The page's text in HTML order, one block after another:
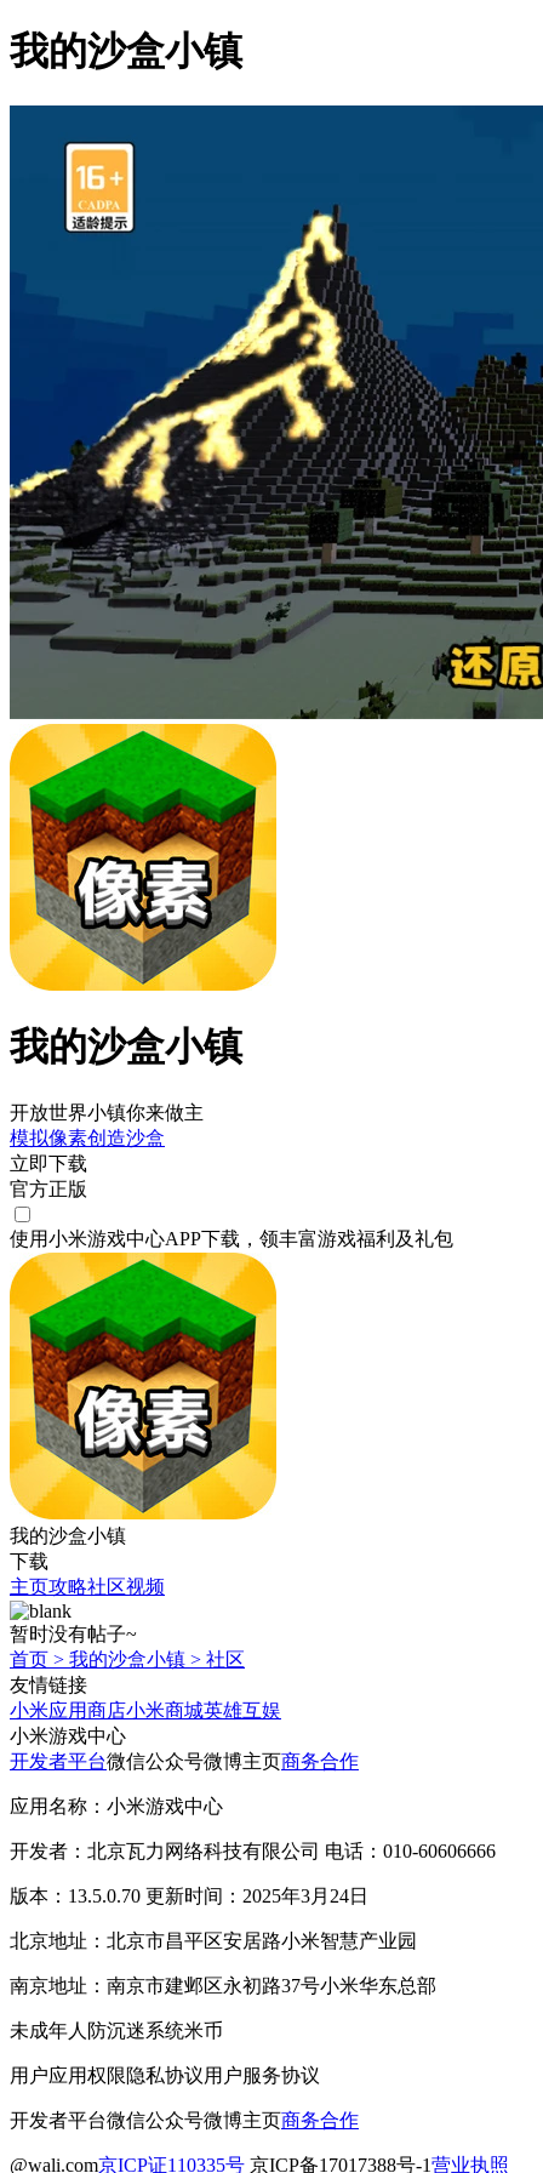
我的沙盒小镇
我的沙盒小镇
开放世界小镇你来做主
模拟像素创造沙盒
立即下载
官方正版
使用小米游戏中心APP下载 ，领丰富游戏福利 及礼包
我的沙盒小镇
下载
主页攻略社区视频
暂时没有帖子~
首页 > 我的沙盒小镇 > 社区
友情链接
小米应用商店小米商城英雄互娱
小米游戏中心
开发者平台微信公众号微博主页商务合作
应用名称：小米游戏中心
开发者：北京瓦力网络科技有限公司 电话：010-60606666
版本：13.5.0.70 更新时间：2025年3月24日
北京地址：北京市昌平区安居路小米智慧产业园
南京地址：南京市建邺区永初路37号小米华东总部
未成年人防沉迷系统米币
用户应用权限隐私协议用户服务协议
开发者平台微信公众号微博主页商务合作
@wali.com京ICP证110335号 京ICP备17017388号-1营业执照